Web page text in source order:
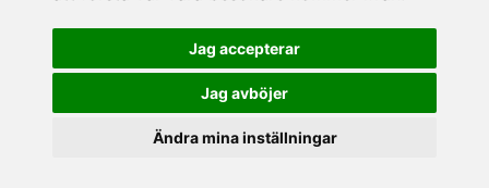
Jag accepterar
Jag avböjer
Ändra mina inställningar